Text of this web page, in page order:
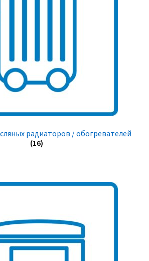
радиаторов / обогревателей
(16)